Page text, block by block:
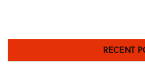
RECENT